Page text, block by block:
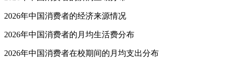
2026年中国消费者的经济来源情况
2026年中国消费者的月均生活费分布
2026年中国消费者在校期间的月均支出分布